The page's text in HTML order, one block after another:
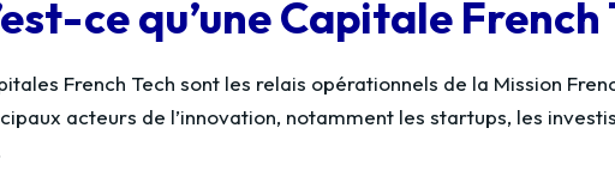
ce qu’une Capitale French
French Tech sont les relais opérationnels de la Mission
acteurs de l’innovation, notamment les startups, les